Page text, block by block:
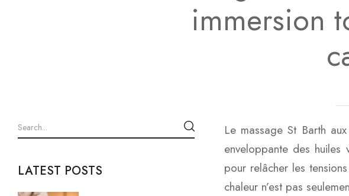
immersion
LATEST POSTS
Le massage St Barth
enveloppante des
pour relâcher les
chaleur n’est pas